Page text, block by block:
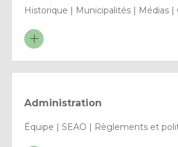
Historique | Municipalités | Médias |
Administration
Équipe | SEAO | Règlements et